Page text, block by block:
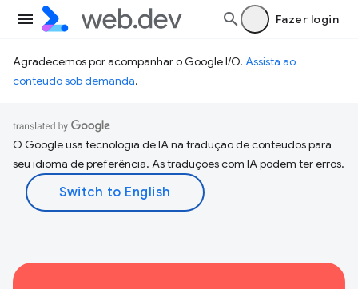
Fazer login
Agradecemos por acompanhar o Google I/O. Assista ao
conteúdo sob demanda.
O Google usa tecnologia de IA na tradução de conteúdos para
seu idioma de preferência. As traduções com IA podem ter erros.